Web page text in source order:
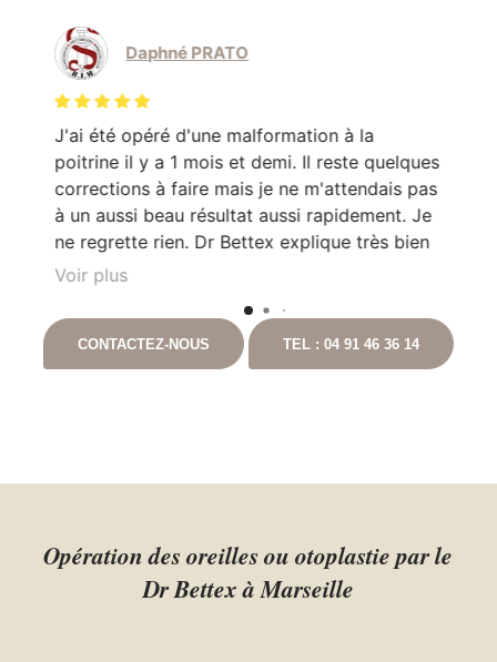
Daphné PRATO
J'ai été opéré d'une malformation à la
poitrine il y a 1 mois et demi. Il reste quelques
corrections à faire mais je ne m'attendais pas
à un aussi beau résultat aussi rapidement. Je
ne regrette rien. Dr Bettex explique très bien
son rôle dans. la. prise en soin et est très à
en cas que questionnement. Ayant pour
projet de continuer les chirurgies correctrices
avec lui suite à un gros amaigrissement, je ne
Voir plus
CONTACTEZ-NOUS TEL : 04 91 46 36 14
Opération des oreilles ou otoplastie par le
Dr Bettex à Marseille